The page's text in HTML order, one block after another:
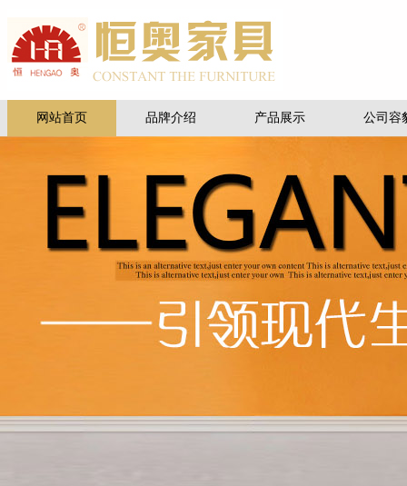
网站首页 品牌介绍 产品展示 公司容